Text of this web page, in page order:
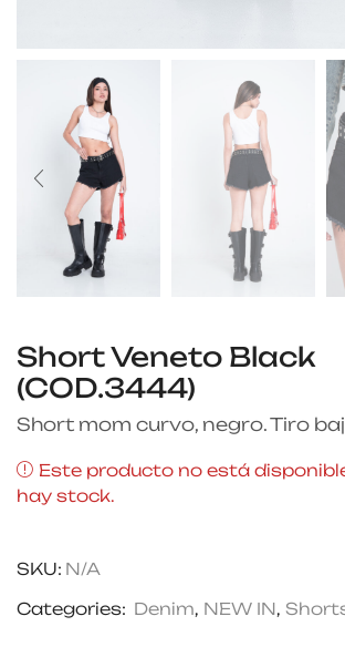
Short Veneto Black
(COD.3444)
Short mom curvo, negro. Tiro
Este producto no está
hay stock.
SKU: N/A
Categories: Denim, NEW IN,